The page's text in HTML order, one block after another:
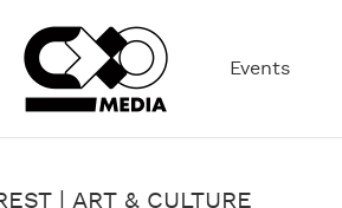
Events
| ART & CULTURE